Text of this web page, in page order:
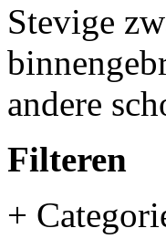
Stevige
andere
Filteren
+